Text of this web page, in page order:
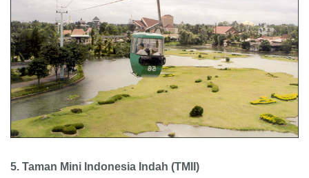
5. Taman Mini Indonesia Indah (TMII)